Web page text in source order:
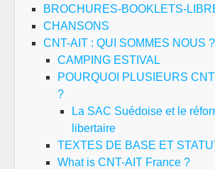
BROCHURES-BOOKLETS-
CHANSONS
CNT-AIT : QUI SOMMES NOUS ?
CAMPING ESTIVAL
POURQUOI PLUSIEURS
?
La SAC Suédoise et le
libertaire
TEXTES DE BASE ET
What is CNT-AIT France ?